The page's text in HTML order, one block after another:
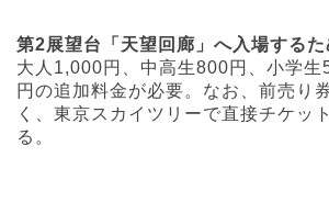
第2展望台「天望回廊」へ入場するた
大人1,000円、中高生800円、小学
円の追加料金が必要。なお、前売り
く、東京スカイツリーで直接チケッ
る。